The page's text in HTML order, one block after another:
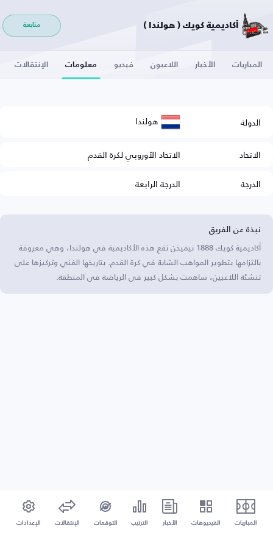
أكاديمية كويك ( هولندا ) متابعة
المباريات الأخبار اللاعبون فيديو معلومات الإنتقالات
الدولة هولندا
الاتحاد
الاتحاد الأوروبي لكرة القدم
الدرجة
الدرجة الرابعة
نبذة عن الفريق
أكاديمية كويك 1888 نيميخن تقع هذه الأكاديمية في هولندا، وهي معروفة
بالتزامها بتطوير المواهب الشابة في كرة القدم. بتاريخها الغني وتركيزها على
تنشئة اللاعبين، ساهمت بشكل كبير في الرياضة في المنطقة.
المباريات الفيديوهات الأخبار الترتيب التوقعات الإنتقالات الإعدادات